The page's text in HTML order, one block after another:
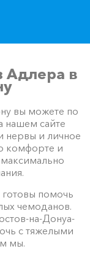
Адлера в
вы можете по
нашем сайте
нервы и личное
комфорте и
помочь
чемоданов.
на-Донуа-
с тяжелыми
мы.